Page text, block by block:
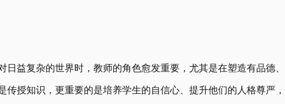
日益复杂的世界时，教师的角色愈发重要，尤其是在塑造有品德
授知识，更重要的是培养学生的自信心、提升他们的人格尊严